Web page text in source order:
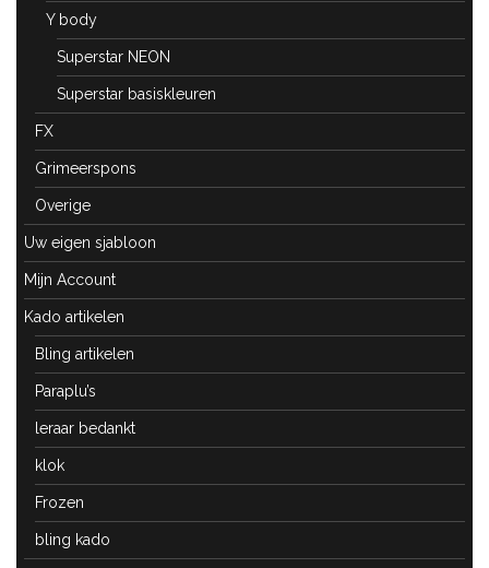
Y body
Superstar NEON
Superstar basiskleuren
FX
Grimeerspons
Overige
Uw eigen sjabloon
Mijn Account
Kado artikelen
Bling artikelen
Paraplu’s
leraar bedankt
klok
Frozen
bling kado